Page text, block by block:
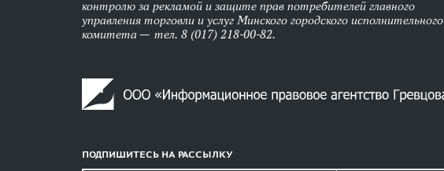
контролю за рекламой и защите прав потребителей главного
управления торговли и услуг Минского городского исполнительного
комитета — тел. 8 (017) 218-00-82.
ПОДПИШИТЕСЬ НА РАССЫЛКУ